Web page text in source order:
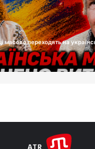
масово переходять на